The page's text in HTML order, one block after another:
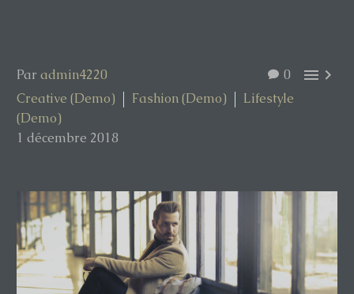
0  
Par admin4220
Creative (Demo)
Fashion (Demo)
Lifestyle
(Demo)
1 décembre 2018